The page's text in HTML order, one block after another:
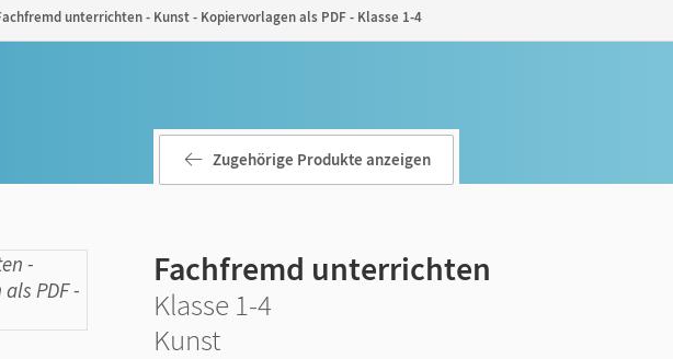
unterrichten - Kunst - Kopiervorlagen als PDF - Klasse 1-4
Zugehörige Produkte anzeigen
Fachfremd unterrichten
Klasse 1-4
Kunst